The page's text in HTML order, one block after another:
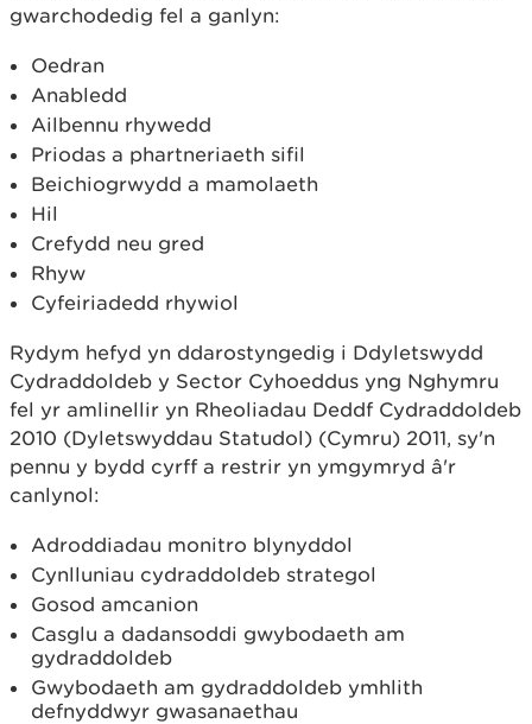
gwarchodedig fel a ganlyn:
Oedran
Anabledd
Ailbennu rhywedd
Priodas a phartneriaeth sifil
Beichiogrwydd a mamolaeth
Hil
Crefydd neu gred
Rhyw
Cyfeiriadedd rhywiol
Rydym hefyd yn ddarostyngedig i Ddyletswydd
Cydraddoldeb y Sector Cyhoeddus yng Nghymru
fel yr amlinellir yn Rheoliadau Deddf Cydraddoldeb
2010 (Dyletswyddau Statudol) (Cymru) 2011, sy'n
pennu y bydd cyrff a restrir yn ymgymryd â'r
canlynol:
Adroddiadau monitro blynyddol
Cynlluniau cydraddoldeb strategol
Gosod amcanion
Casglu a dadansoddi gwybodaeth am
gydraddoldeb
Gwybodaeth am gydraddoldeb ymhlith
defnyddwyr gwasanaethau